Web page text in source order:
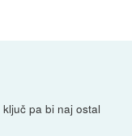
ključ pa bi naj ostal